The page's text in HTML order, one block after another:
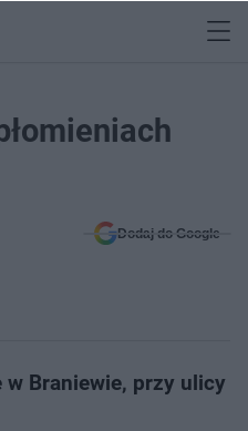
Dodaj do Google
w Braniewie, przy ulicy